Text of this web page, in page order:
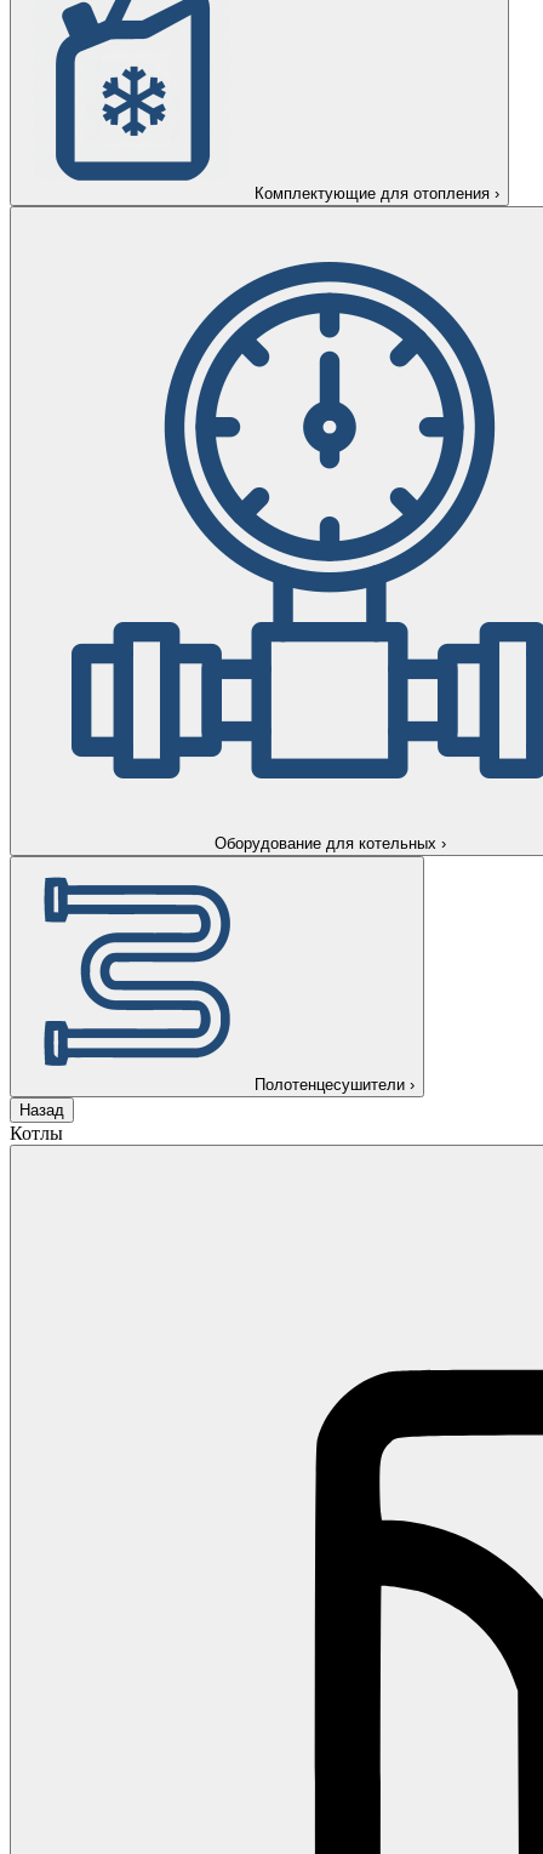
Комплектующие для отопления ›
Оборудование для котельных ›
Полотенцесушители ›
Назад
Котлы